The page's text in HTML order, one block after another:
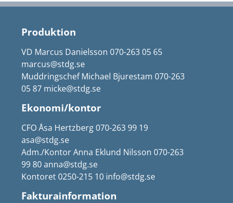
Produktion
VD Marcus Danielsson 070-263 05 65
marcus@stdg.se
Muddringschef Michael Bjurestam 070-263
05 87 micke@stdg.se
Ekonomi/kontor
CFO Åsa Hertzberg 070-263 99 19
asa@stdg.se
Adm./Kontor Anna Eklund Nilsson 070-263
99 80 anna@stdg.se
Kontoret 0250-215 10 info@stdg.se
Fakturainformation